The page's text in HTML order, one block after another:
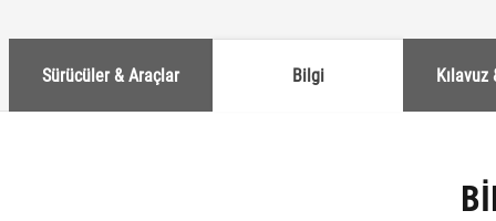
Sürücüler & Araçlar Bilgi Kılavuz